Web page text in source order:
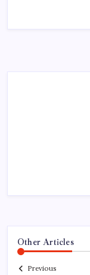
Other Articles
Previous